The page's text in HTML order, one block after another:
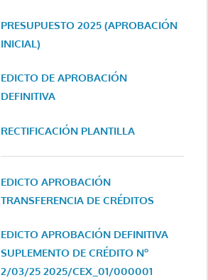
PRESUPUESTO 2025 (APROBACIÓN
INICIAL)
EDICTO DE APROBACIÓN
DEFINITIVA
RECTIFICACIÓN PLANTILLA
EDICTO APROBACIÓN
TRANSFERENCIA DE CRÉDITOS
EDICTO APROBACIÓN DEFINITIVA
SUPLEMENTO DE CRÉDITO Nº
2/03/25 2025/CEX_01/000001